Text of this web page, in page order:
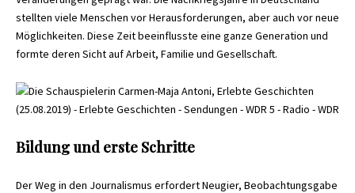
stellten viele Menschen vor Herausforderungen, aber auch vor neue
Möglichkeiten. Diese Zeit beeinflusste eine ganze Generation und
formte deren Sicht auf Arbeit, Familie und Gesellschaft.
Bildung und erste Schritte
Der Weg in den Journalismus erfordert Neugier, Beobachtungsgabe